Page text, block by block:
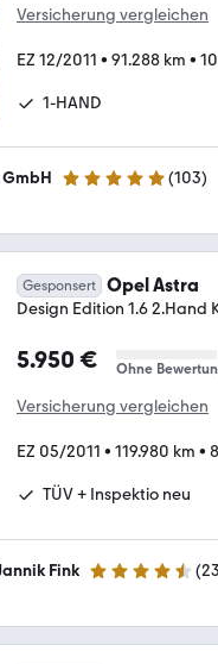
Versicherung vergleichen
EZ 12/2011 • 91.288 km •
1-HAND
4.9 Sterne (103)
Gesponsert Opel Astra
Design Edition 1.6 2.Hand
5.950 € Ohne
Versicherung vergleichen
EZ 05/2011 • 119.980 km •
TÜV + Inspektio neu
Fink 4.7 Sterne (